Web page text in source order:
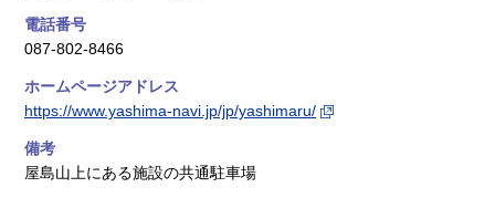
電話番号
087-802-8466
ホームページアドレス
https://www.yashima-navi.jp/jp/yashimaru/
備考
屋島山上にある施設の共通駐車場